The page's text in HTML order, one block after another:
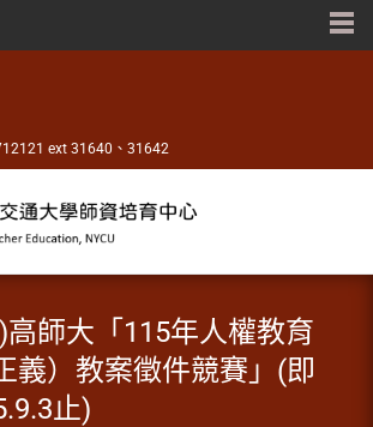
ext 31640、31642
師大「115年人權教育
義）教案徵件競賽」(即
止)